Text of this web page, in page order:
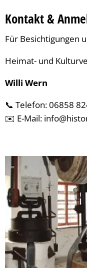
Kontakt &
Für Besichtigungen
Heimat- und
Willi Wern
📞 Telefon: 06858
✉️ E-Mail: